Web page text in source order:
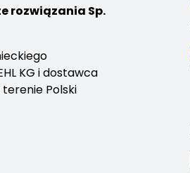
rozwiązania Sp.
KG i dostawca
Polski